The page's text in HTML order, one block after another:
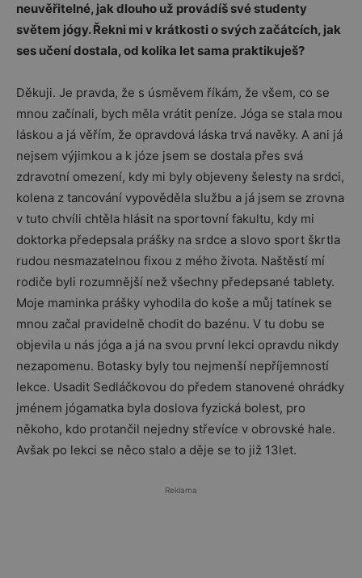
neuvěřitelné, jak dlouho už provádíš své studenty
světem jógy. Řekni mi v krátkosti o svých začátcích, jak
ses učení dostala, od kolika let sama praktikuješ?
Děkuji. Je pravda, že s úsměvem říkám, že všem, co se
mnou začínali, bych měla vrátit peníze. Jóga se stala mou
láskou a já věřím, že opravdová láska trvá navěky. A ani já
nejsem výjimkou a k józe jsem se dostala přes svá
zdravotní omezení, kdy mi byly objeveny šelesty na srdci,
kolena z tancování vypověděla službu a já jsem se zrovna
v tuto chvíli chtěla hlásit na sportovní fakultu, kdy mi
doktorka předepsala prášky na srdce a slovo sport škrtla
rudou nesmazatelnou fixou z mého života. Naštěstí mí
rodiče byli rozumnější než všechny předepsané tablety.
Moje maminka prášky vyhodila do koše a můj tatínek se
mnou začal pravidelně chodit do bazénu. V tu dobu se
objevila u nás jóga a já na svou první lekci opravdu nikdy
nezapomenu. Botasky byly tou nejmenší nepříjemností
lekce. Usadit Sedláčkovou do předem stanovené ohrádky
jménem jógamatka byla doslova fyzická bolest, pro
někoho, kdo protančil nejedny střevíce v obrovské hale.
Avšak po lekci se něco stalo a děje se to již 13let.
Reklama